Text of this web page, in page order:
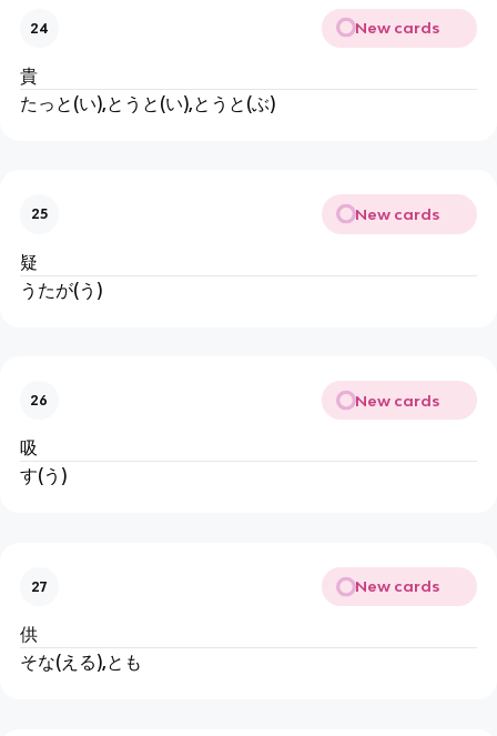
24 New cards
貴
たっと(い),とうと(い),とうと(ぶ)
25 New cards
疑
うたが(う)
26 New cards
吸
す(う)
27 New cards
供
そな(える),とも